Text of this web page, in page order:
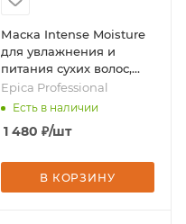
Маска Intense Moisture
для увлажнения и
питания сухих волос,
1000 мл, бренд - Epica
Professional
Epica Professional
Есть в наличии
1 480 ₽/шт
В КОРЗИНУ